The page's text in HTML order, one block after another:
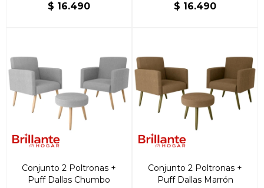
$ 16.490 $ 16.490
Conjunto 2 Poltronas +
Puff Dallas Chumbo
Conjunto 2 Poltronas +
Puff Dallas Marrón